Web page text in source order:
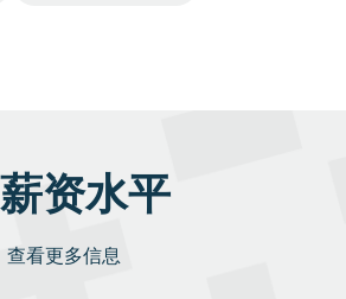
资水平
看更多信息